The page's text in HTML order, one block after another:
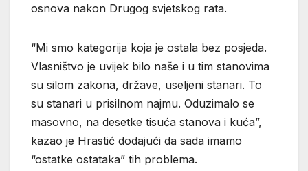
osnova nakon Drugog svjetskog rata.
“Mi smo kategorija koja je ostala bez posjeda.
Vlasništvo je uvijek bilo naše i u tim stanovima
su silom zakona, države, useljeni stanari. To
su stanari u prisilnom najmu. Oduzimalo se
masovno, na desetke tisuća stanova i kuća”,
kazao je Hrastić dodajući da sada imamo
“ostatke ostataka” tih problema.